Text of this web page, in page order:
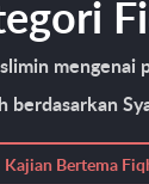
berdasarkan
Kajian Bertema